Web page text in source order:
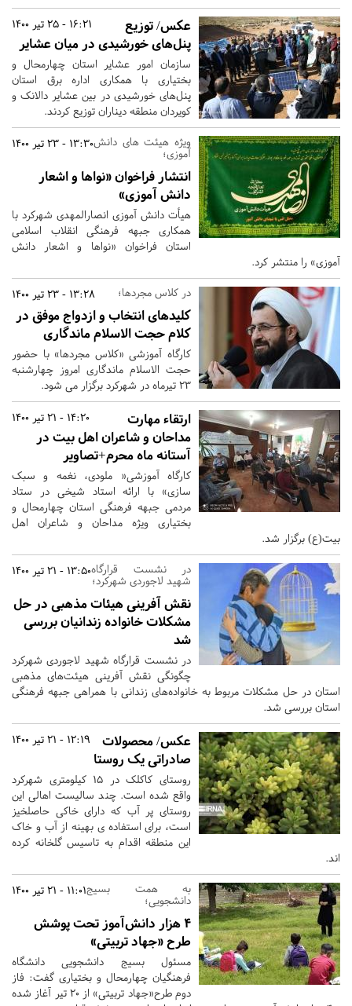
16:21 - 25 تیر 1400
عکس/ توزیع
پنل‌های خورشیدی در میان عشایر
سازمان امور عشایر استان چهارمحال و
بختیاری با همکاری اداره برق استان
پنل‌های خورشیدی در بین عشایر دالانک و
کویردان منطقه دیناران توزیع کردند.
13:30 - 23 تیر 1400ویژه هیئت های دانش
آموزی؛
انتشار فراخوان «نواها و اشعار
دانش آموزی»
هیأت دانش آموزی انصارالمهدی شهرکرد با
همکاری جبهه فرهنگی انقلاب اسلامی
استان فراخوان «نواها و اشعار دانش
آموزی» را منتشر کرد.
13:28 - 23 تیر 1400 در کلاس مجردها؛
کلیدهای انتخاب و ازدواج موفق در
کلام حجت الاسلام ماندگاری
کارگاه آموزشی «کلاس مجردها» با حضور
حجت الاسلام ماندگاری امروز چهارشنبه
23 تیرماه در شهرکرد برگزار می شود.
14:20 - 21 تیر 1400
ارتقاء مهارت
مداحان و شاعران اهل بیت در
آستانه ماه محرم+تصاویر
کارگاه آموزشی« ملودی، نغمه و سبک
سازی» با ارائه استاد شیخی در ستاد
مردمی جبهه فرهنگی استان چهارمحال و
بختیاری ویژه مداحان و شاعران اهل
بیت(ع) برگزار شد.
13:50 - 21 تیر 1400در نشست قرارگاه
شهید لاجوردی شهرکرد؛
نقش آفرینی هیئات مذهبی در حل
مشکلات خانواده زندانیان بررسی
شد
در نشست قرارگاه شهید لاجوردی شهرکرد
چگونگی نقش آفرینی هیئت‌های مذهبی
استان در حل مشکلات مربوط به خانواده‌های زندانی با همراهی جبهه فرهنگی
استان بررسی شد.
12:19 - 21 تیر 1400
عکس/ محصولات
صادراتی یک روستا
روستای کاکلک در ۱۵ کیلومتری شهرکرد
واقع شده است. چند سالیست اهالی این
روستای پر آب که دارای خاکی حاصلخیز
است، برای استفاده ی بهینه از آب و خاک
این منطقه اقدام به تاسیس گلخانه کرده
اند.
11:01 - 21 تیر 1400به همت بسیج
دانشجویی؛
۴ هزار دانش‌آموز تحت پوشش
طرح «جهاد تربیتی»
مسئول بسیج دانشجویی دانشگاه
فرهنگیان چهارمحال و بختیاری گفت: فاز
دوم طرح«جهاد تربیتی» از ۲۰ تیر آغاز شده